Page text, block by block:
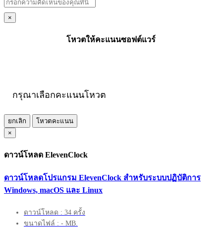
×
โหวตให้คะแนนซอฟต์แวร์
กรุณาเลือกคะแนนโหวต
ยกเลิก
โหวตคะแนน
×
ดาวน์โหลด ElevenClock
ดาวน์โหลดโปรแกรม ElevenClock สำหรับระบบปฏิบัติการ
Windows, macOS และ Linux
ดาวน์โหลด : 34 ครั้ง
ขนาดไฟล์ : - MB.